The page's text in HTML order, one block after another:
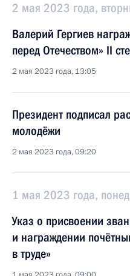
2 мая 2023 года,
Валерий Гергиев
перед Отечеством» II
2 мая 2023 года, 13:05
Президент подписал
молодёжи
2 мая 2023 года, 09:20
1 мая 2023 года,
Указ о присвоении
и награждении
в труде»